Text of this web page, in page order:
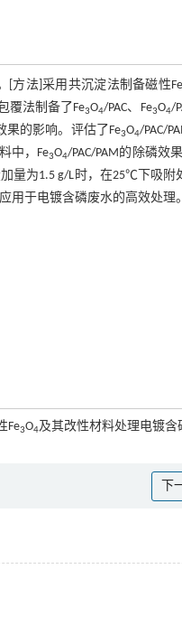
[方法]采用共沉淀法制备磁性Fe
覆法制备了Fe3O4/PAC、Fe3O4/
果的影响。评估了Fe3O4/PAC/
中，Fe3O4/PAC/PAM的除磷效
加量为1.5 g/L时，在25℃下吸
用于电镀含磷废水的高效处理。
Fe3O4及其改性材料处理电镀含
下